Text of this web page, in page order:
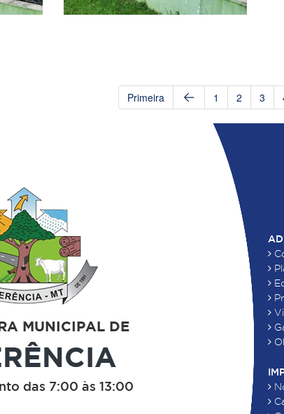
Primeira 1 2 3
MUNICIPAL DE
das 7:00 às 13:00